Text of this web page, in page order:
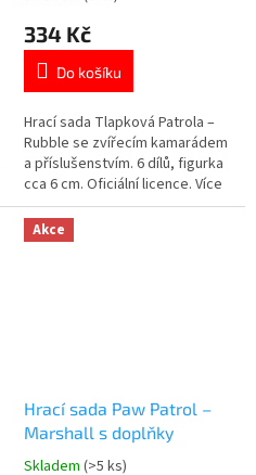
produktu
5,0
5
hvězdiček.
334 Kč
Do košíku
Hrací sada Tlapková Patrola –
Rubble se zvířecím kamarádem
a příslušenstvím. 6 dílů, figurka
cca 6 cm. Oficiální licence. Více
produktů s motivem
👉 TLAPKOVÉ PATROLY
Akce
Hrací sada Paw Patrol –
Marshall s doplňky
Průměrné
Skladem (>5 ks)